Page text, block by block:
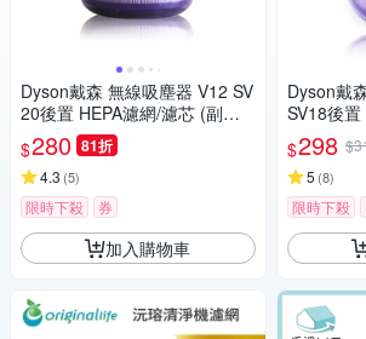
Dyson戴森 無線吸塵器 V12 SV
20後置 HEPA濾網/濾芯 (副廠)
適用V12 Detect Slim 全系列
$280 81折
4.3 (5)
限時下殺 券
加入購物車
Dyson戴
SV18後
廠) 適用
a
$298
5 (8)
限時下殺